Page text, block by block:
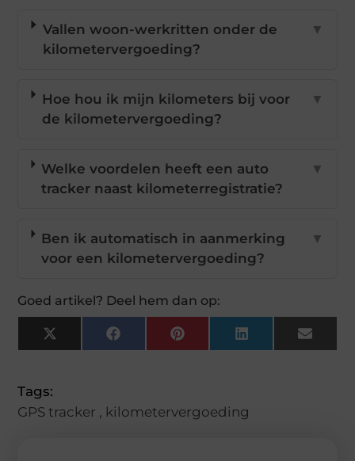
Vallen woon-werkritten onder de
kilometervergoeding?
▼
Hoe hou ik mijn kilometers bij voor
de kilometervergoeding?
▼
Welke voordelen heeft een auto
tracker naast kilometerregistratie?
▼
Ben ik automatisch in aanmerking
voor een kilometervergoeding?
▼
Goed artikel? Deel hem dan op:
X
(Twitter)
FacebookPinterestLinkedInEmail
Tags:
GPS tracker , kilometervergoeding